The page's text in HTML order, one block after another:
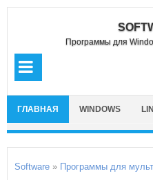
Программы для
ГЛАВНАЯ WINDOWS
Software » Программы для